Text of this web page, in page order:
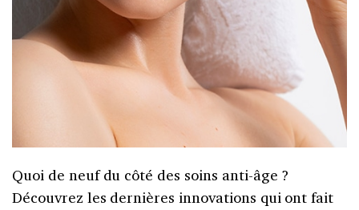
Quoi de neuf du côté des soins anti-âge ?
Découvrez les dernières innovations qui ont fait